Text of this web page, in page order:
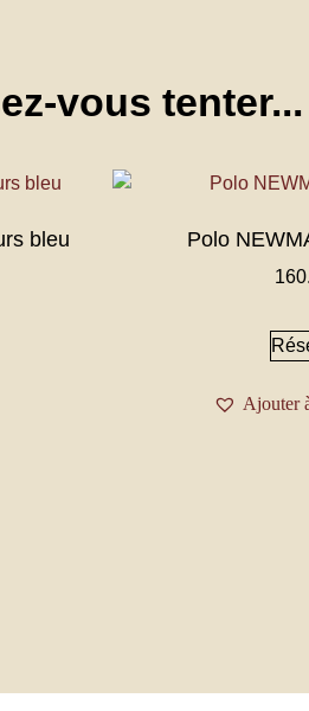
vous tenter...
bleu Polo
Ajouter